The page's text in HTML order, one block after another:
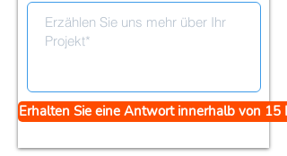
Erhalten Sie eine Antwort innerhalb von 15